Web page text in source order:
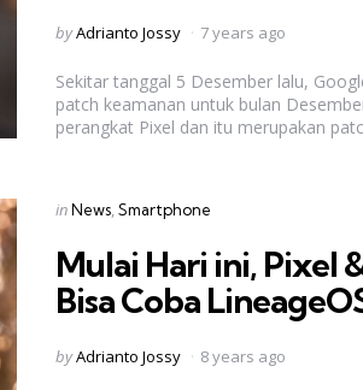
Posted
byAdrianto Jossy 7 years ago
Sekitar tanggal 5 Desember lalu,
patch keamanan untuk bulan
perangkat Pixel dan itu merupakan
Categories
Posted
inNews Smartphone
Mulai Hari ini, Pixel
Bisa Coba
Posted
byAdrianto Jossy 8 years ago